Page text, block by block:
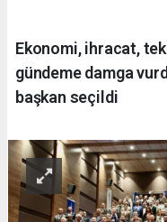
Ekonomi, ihracat,
gündeme damga
başkan seçildi